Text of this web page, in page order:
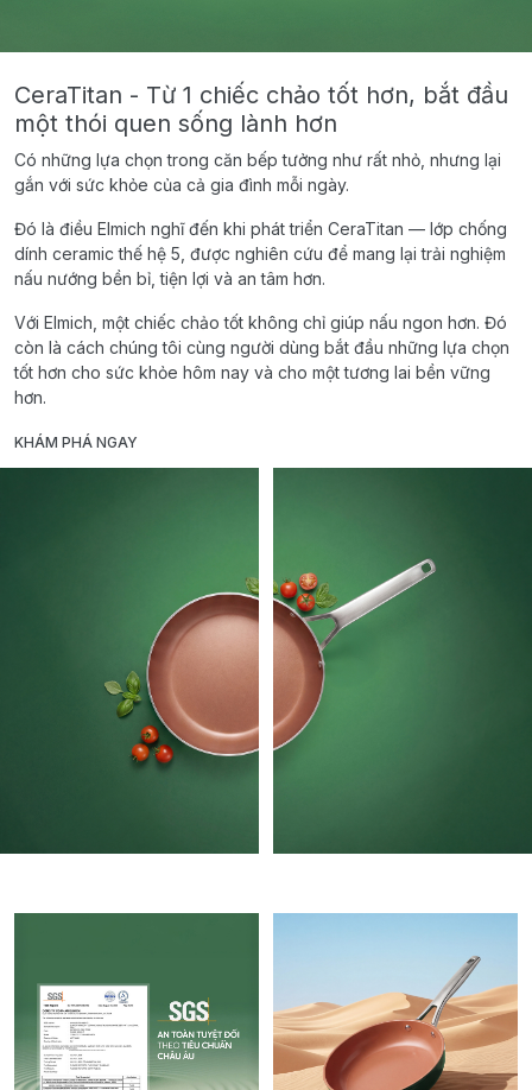
CeraTitan - Từ 1 chiếc chảo tốt hơn, bắt đầu
một thói quen sống lành hơn
Có những lựa chọn trong căn bếp tưởng như rất nhỏ, nhưng lại
gắn với sức khỏe của cả gia đình mỗi ngày.
Đó là điều Elmich nghĩ đến khi phát triển CeraTitan — lớp chống
dính ceramic thế hệ 5, được nghiên cứu để mang lại trải nghiệm
nấu nướng bền bỉ, tiện lợi và an tâm hơn.
Với Elmich, một chiếc chảo tốt không chỉ giúp nấu ngon hơn. Đó
còn là cách chúng tôi cùng người dùng bắt đầu những lựa chọn
tốt hơn cho sức khỏe hôm nay và cho một tương lai bền vững
hơn.
KHÁM PHÁ NGAY